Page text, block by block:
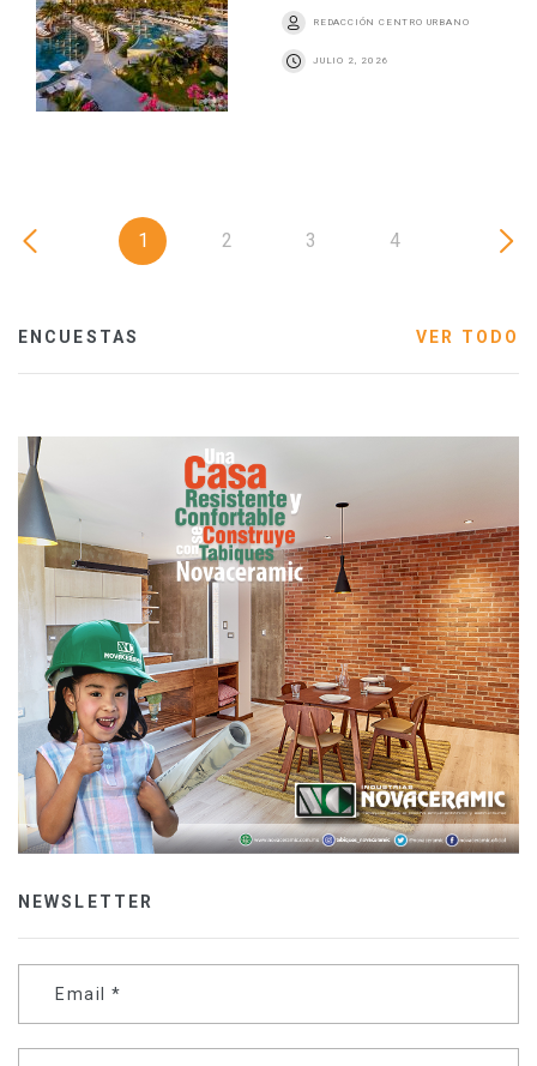
REDACCIÓN CENTRO URBANO
JULIO 2, 2026
1 2 3 4
ENCUESTAS VER TODO
NEWSLETTER
Email *